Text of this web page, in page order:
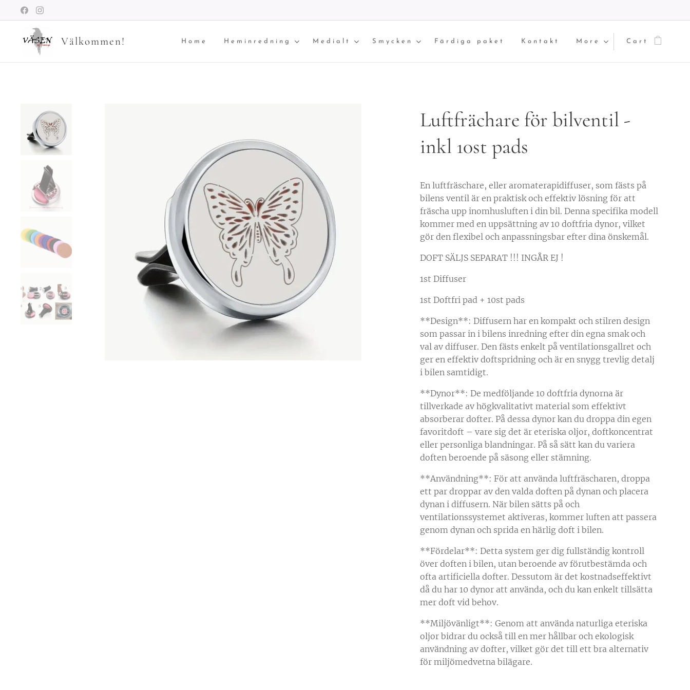
Välkommen! Home Heminredning Medialt Smycken Färdiga paket Kontakt More Cart
Luftfrächare för bilventil -
inkl 10st pads
En luftfräschare, eller aromaterapidiffuser, som fästs på
bilens ventil är en praktisk och effektiv lösning för att
fräscha upp inomhusluften i din bil. Denna specifika modell
kommer med en uppsättning av 10 doftfria dynor, vilket
gör den flexibel och anpassningsbar efter dina önskemål.
DOFT SÄLJS SEPARAT !!! INGÅR EJ !
1st Diffuser
1st Doftfri pad + 10st pads
**Design**: Diffusern har en kompakt och stilren design
som passar in i bilens inredning efter din egna smak och
val av diffuser. Den fästs enkelt på ventilationsgallret och
ger en effektiv doftspridning och är en snygg trevlig detalj
i bilen samtidigt.
**Dynor**: De medföljande 10 doftfria dynorna är
tillverkade av högkvalitativt material som effektivt
absorberar dofter. På dessa dynor kan du droppa din egen
favoritdoft – vare sig det är eteriska oljor, doftkoncentrat
eller personliga blandningar. På så sätt kan du variera
doften beroende på säsong eller stämning.
**Användning**: För att använda luftfräscharen, droppa
ett par droppar av den valda doften på dynan och placera
dynan i diffusern. När bilen sätts på och
ventilationssystemet aktiveras, kommer luften att passera
genom dynan och sprida en härlig doft i bilen.
**Fördelar**: Detta system ger dig fullständig kontroll
över doften i bilen, utan beroende av förutbestämda och
ofta artificiella dofter. Dessutom är det kostnadseffektivt
då du har 10 dynor att använda, och du kan enkelt tillsätta
mer doft vid behov.
**Miljövänligt**: Genom att använda naturliga eteriska
oljor bidrar du också till en mer hållbar och ekologisk
användning av dofter, vilket gör det till ett bra alternativ
för miljömedvetna bilägare.